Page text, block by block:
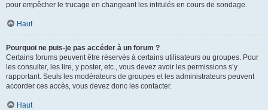
pour empêcher le trucage en changeant les intitulés en cours de sondage.
Haut
Pourquoi ne puis-je pas accéder à un forum ?
Certains forums peuvent être réservés à certains utilisateurs ou groupes. Pour
les consulter, les lire, y poster, etc., vous devez avoir les permissions s’y
rapportant. Seuls les modérateurs de groupes et les administrateurs peuvent
accorder ces accès, vous devez donc les contacter.
Haut